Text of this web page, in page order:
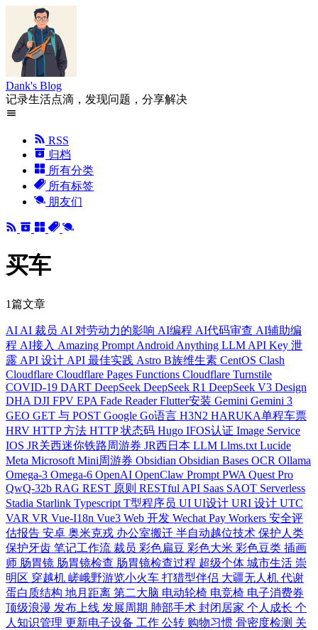
Dank's Blog
记录生活点滴，发现问题，分享解决
RSS
归档
所有分类
所有标签
朋友们
买车
1篇文章
AI AI 裁员 AI 对劳动力的影响 AI编程 AI代码审查 AI辅助编
程 AI接入 Amazing Prompt Android Anything LLM API Key 泄
露 API 设计 API 最佳实践 Astro B族维生素 CentOS Clash
Cloudflare Cloudflare Pages Functions Cloudflare Turnstile
COVID-19 DART DeepSeek DeepSeek R1 DeepSeek V3 Design
DHA DJI FPV EPA Fade ReaderFlutter安装 Gemini Gemini 3
GEO GET 与 POST Google Go语言 H3N2 HARUKA单程车票
HRV HTTP 方法 HTTP 状态码 Hugo IFOS认证 Image Service
IOS JR关西迷你铁路周游券 JR西日本 LLM Llms.txt Lucide
Meta Microsoft Mini周游券 Obsidian Obsidian Bases OCR Ollama
Omega-3 Omega-6 OpenAI OpenClaw Prompt PWA Quest Pro
QwQ-32b RAG REST 原则 RESTful API Saas SAOT Serverless
Stadia Starlink Typescript T型程序员 UI UI设计 URI 设计 UTC
VAR VR Vue-I18n Vue3 Web 开发 Wechat Pay Workers 安全评
估报告 安卓 奥米克戎 办公室搬迁 半自动越位技术 保护人类
保护牙齿 笔记工作流 裁员 彩色扁豆 彩色大米 彩色豆类 插画
师 肠胃镜 肠胃镜检查 肠胃镜检查过程 超级个体 城市生活 崇
明区 穿越机 嵯峨野游览小火车 打猎型伴侣 大疆无人机 代谢
蛋白质结构 地月距离 第二大脑 电动轮椅 电竞椅 电子消费券
顶级浪漫 发布上线 发展周期 肺部手术 封闭居家 个人成长 个
人知识管理 更新电子设备 工作 公转 购物习惯 骨密度检测 关